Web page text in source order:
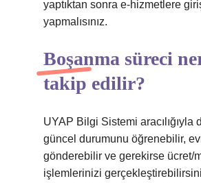
yaptıktan sonra e-hizmetlere
yapmalısınız.
Boşanma süreci
takip edilir?
UYAP Bilgi Sistemi aracılığıyla
güncel durumunu öğrenebilir,
gönderebilir ve gerekirse ücret/
işlemlerinizi